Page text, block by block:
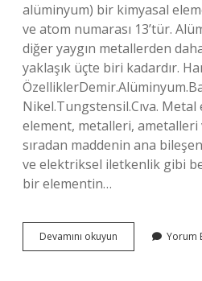
alüminyum) bir kimyasal
ve atom numarası 13’tür.
diğer yaygın metallerden
yaklaşık üçte biri kadardır.
Nikel.Tungstensil.Cıva.
element, metalleri, ametalleri
sıradan maddenin ana
ve elektriksel iletkenlik gibi
bir elementin…
Devamını okuyun
Numarası
Yorum